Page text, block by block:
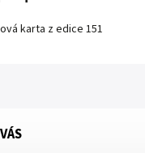
karta z edice 151